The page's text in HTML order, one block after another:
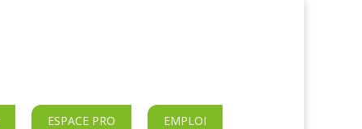
ESPACE PRO EMPLOI